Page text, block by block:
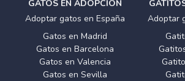
GATOS EN ADOPCIÓN
Adoptar gatos en España
Gatos en Madrid
Gatos en Barcelona
Gatos en Valencia
Gatos en Sevilla
Adoptar